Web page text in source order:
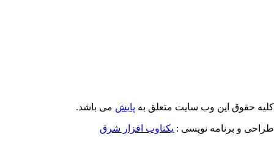
حقوق این وب سایت متعلق بهپایشمی باشد.
و برنامه نویسی : یکتاوب افزار شرق